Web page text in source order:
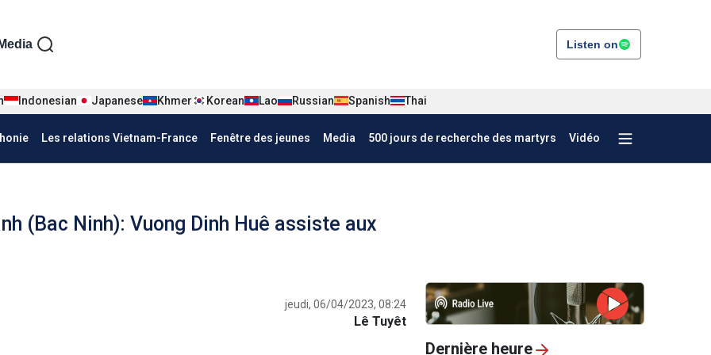
tiếng Pháp
Media Listen on
Indonesian Japanese Khmer Korean Lao Russian Spanish Thai
Les relations Vietnam-France Fenêtre des jeunes Media 500 jours de recherche des martyrs Vidéo
(Bac Ninh): Vuong Dinh Huê assiste aux
jeudi, 06/04/2023, 08:24
Lê Tuyêt
Dernière heure